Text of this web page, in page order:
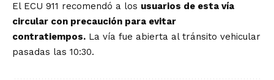
El ECU 911 recomendó a los usuarios de esta vía
circular con precaución para evitar
contratiempos. La vía fue abierta al tránsito vehicular
pasadas las 10:30.